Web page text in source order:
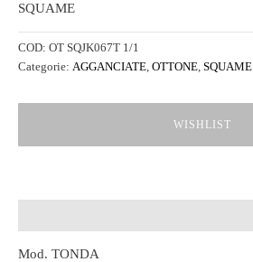
SQUAME
COD: OT SQJK067T 1/1
Categorie: AGGANCIATE, OTTONE, SQUAME
WISHLIST
Mod. TONDA